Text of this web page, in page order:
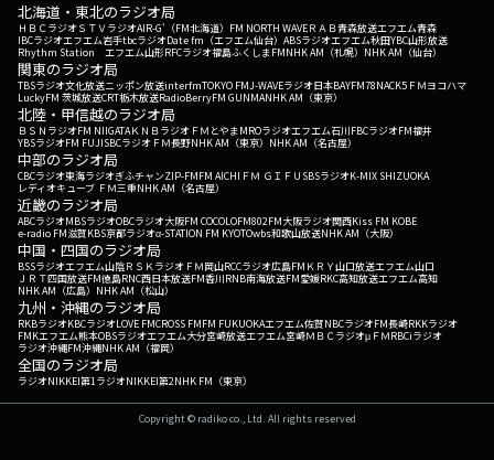
北海道・東北のラジオ局
ＨＢＣラジオＳＴＶラジオAIR-G'（FM北海道） FM NORTH WAVEＲＡＢ青森放送エフエム青森
IBCラジオエフエム岩手tbcラジオDate fm（エフエム仙台） ABSラジオエフエム秋田YBC山形放送
Rhythm Station エフエム山形RFCラジオ福島ふくしまFMNHK AM（札幌） NHK AM（仙台）
関東のラジオ局
TBSラジオ文化放送ニッポン放送interfmTOKYO FMJ-WAVEラジオ日本BAYFM78NACK5 ＦＭヨコハマ
LuckyFM 茨城放送CRT栃木放送RadioBerryFM GUNMANHK AM（東京）
北陸・甲信越のラジオ局
ＢＳＮラジオFM NIIGATAＫＮＢラジオ ＦＭとやまMROラジオエフエム石川FBCラジオFM福井
YBSラジオFM FUJISBCラジオ ＦＭ長野NHK AM（東京） NHK AM（名古屋）
中部のラジオ局
CBCラジオ東海ラジオぎふチャンZIP-FMFM AICHI ＦＭ ＧＩＦＵ SBSラジオK-MIX SHIZUOKA
レディオキューブ ＦＭ三重NHK AM（名古屋）
近畿のラジオ局
ABCラジオMBSラジオOBCラジオ大阪FM COCOLOFM802FM大阪ラジオ関西Kiss FM KOBE
e-radio FM滋賀KBS京都ラジオα-STATION FM KYOTOwbs和歌山放送NHK AM（大阪）
中国・四国のラジオ局
BSSラジオエフエム山陰ＲＳＫラジオ ＦＭ岡山RCCラジオ広島FM ＫＲＹ山口放送エフエム山口
ＪＲＴ四国放送FM徳島RNC西日本放送FM香川RNB南海放送FM愛媛RKC高知放送エフエム高知
NHK AM（広島） NHK AM（松山）
九州・沖縄のラジオ局
RKBラジオKBCラジオLOVE FMCROSS FMFM FUKUOKAエフエム佐賀NBCラジオFM長崎RKKラジオ
FMKエフエム熊本OBSラジオエフエム大分宮崎放送エフエム宮崎ＭＢＣラジオμＦＭRBCiラジオ
ラジオ沖縄FM沖縄NHK AM（福岡）
全国のラジオ局
ラジオNIKKEI第1ラジオNIKKEI第2NHK FM（東京）
Copyright © radiko co., Ltd. All rights reserved